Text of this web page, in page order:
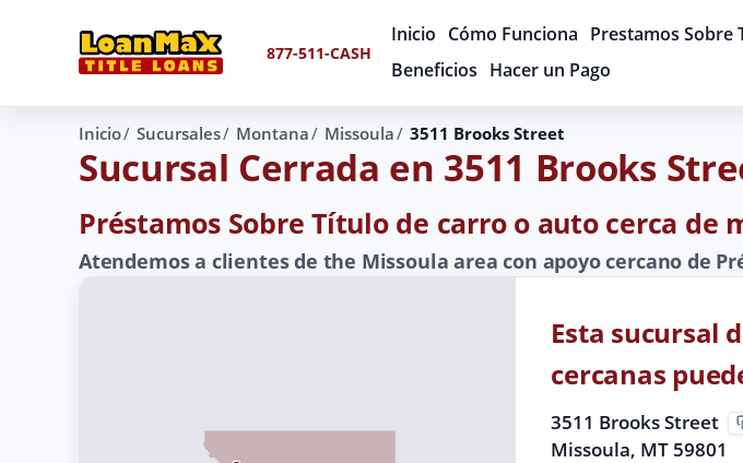
877-511-CASH
Inicio Cómo Funciona Prestamos Sobre
Beneficios Hacer un Pago
Inicio Sucursales Montana Missoula 3511 Brooks Street
Sucursal Cerrada en 3511 Brooks
Préstamos Sobre Título de carro o auto cerca de
Atendemos a clientes de the Missoula area con apoyo cercano de
Esta sucursal
cercanas
3511 Brooks Street
Missoula, MT 59801